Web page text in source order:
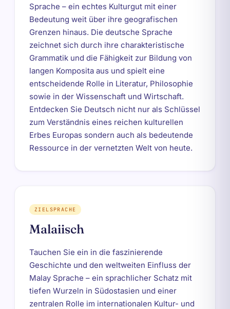
Sprache – ein echtes Kulturgut mit einer
Bedeutung weit über ihre geografischen
Grenzen hinaus. Die deutsche Sprache
zeichnet sich durch ihre charakteristische
Grammatik und die Fähigkeit zur Bildung von
langen Komposita aus und spielt eine
entscheidende Rolle in Literatur, Philosophie
sowie in der Wissenschaft und Wirtschaft.
Entdecken Sie Deutsch nicht nur als Schlüssel
zum Verständnis eines reichen kulturellen
Erbes Europas sondern auch als bedeutende
Ressource in der vernetzten Welt von heute.
ZIELSPRACHE
Malaiisch
Tauchen Sie ein in die faszinierende
Geschichte und den weltweiten Einfluss der
Malay Sprache – ein sprachlicher Schatz mit
tiefen Wurzeln in Südostasien und einer
zentralen Rolle im internationalen Kultur- und